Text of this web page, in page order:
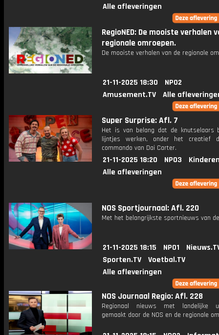
Alle afleveringen
RegioNED: De mooiste verhalen
regionale omroepen.
De mooiste verhalen van de regionale
21-11-2025 18:30
NPO2
Amusement.TV
Alle
Super Surprise: Afl. 7
Het is van belang dat de knutselaars
lijntjes werken, onder het creatief
commando van Dai Carter.
21-11-2025 18:20 NPO3
Alle afleveringen
NOS Sportjournaal: Afl. 220
Met het belangrijkste sportnieuws van
21-11-2025 18:15 NPO1
Sporten.TV
Voetbal.TV
Alle afleveringen
NOS Journaal Regio: Afl. 228
Regionaal nieuws met landelijke
gemaakt door de NOS en de regionale